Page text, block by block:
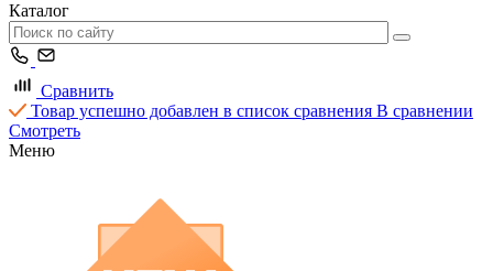
Каталог
Сравнить
Товар успешно добавлен в список сравнения В сравнении
Смотреть
Меню